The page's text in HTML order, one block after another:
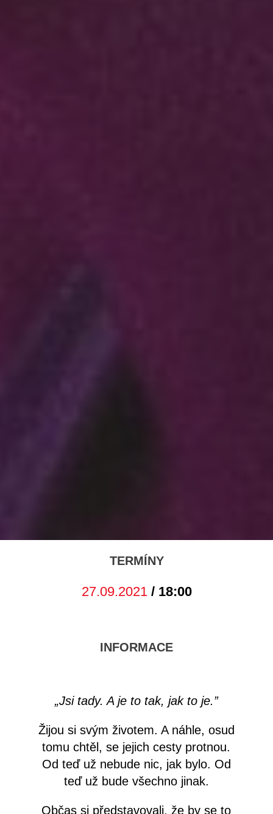
TERMÍNY
27.09.2021/ 18:00
INFORMACE
„Jsi tady. A je to tak, jak to je.”
Žijou si svým životem. A náhle, osud
tomu chtěl, se jejich cesty protnou.
Od teď už nebude nic, jak bylo. Od
teď už bude všechno jinak.
Občas si představovali, že by se to